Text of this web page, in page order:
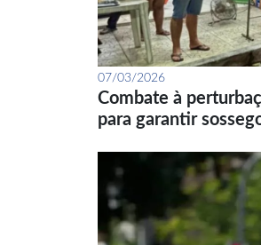
07/03/2026
Combate à
para garantir